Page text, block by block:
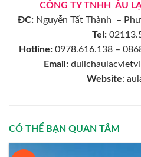
CÔNG TY TNHH ÂU
ĐC: Nguyễn Tất Thành –
Tel:
Hotline:0978.616.138 –
Email:
Website:
CÓ THỂ BẠN QUAN TÂM